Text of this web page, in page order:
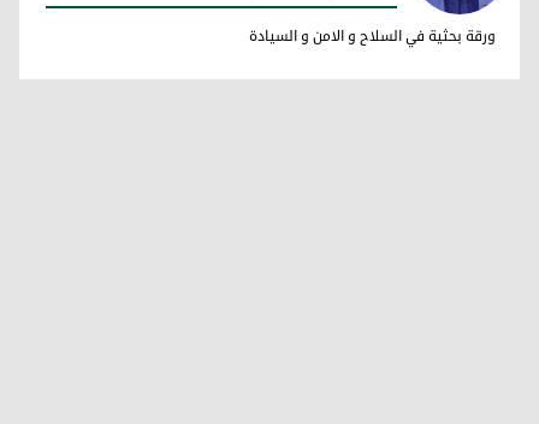
فاضل ميراني
ورقة بحثية في السلاح و الامن و السيادة